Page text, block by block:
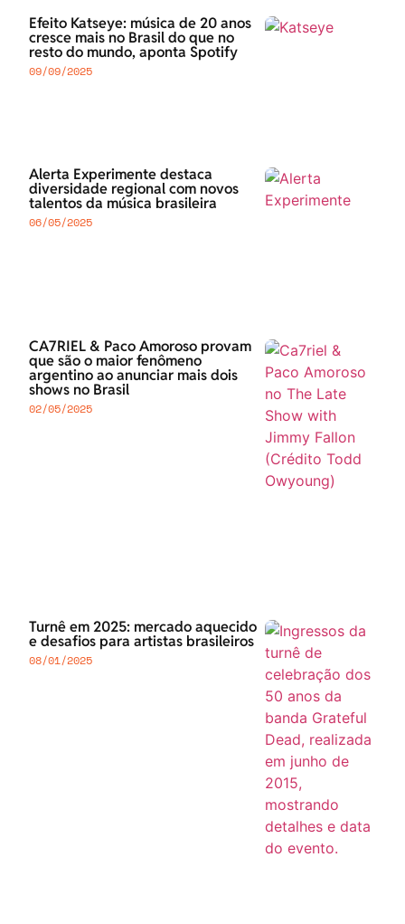
Efeito Katseye: música de 20 anos
cresce mais no Brasil do que no
resto do mundo, aponta Spotify
09/09/2025
Alerta Experimente destaca
diversidade regional com novos
talentos da música brasileira
06/05/2025
CA7RIEL & Paco Amoroso provam
que são o maior fenômeno
argentino ao anunciar mais dois
shows no Brasil
02/05/2025
Turnê em 2025: mercado aquecido
e desafios para artistas brasileiros
08/01/2025